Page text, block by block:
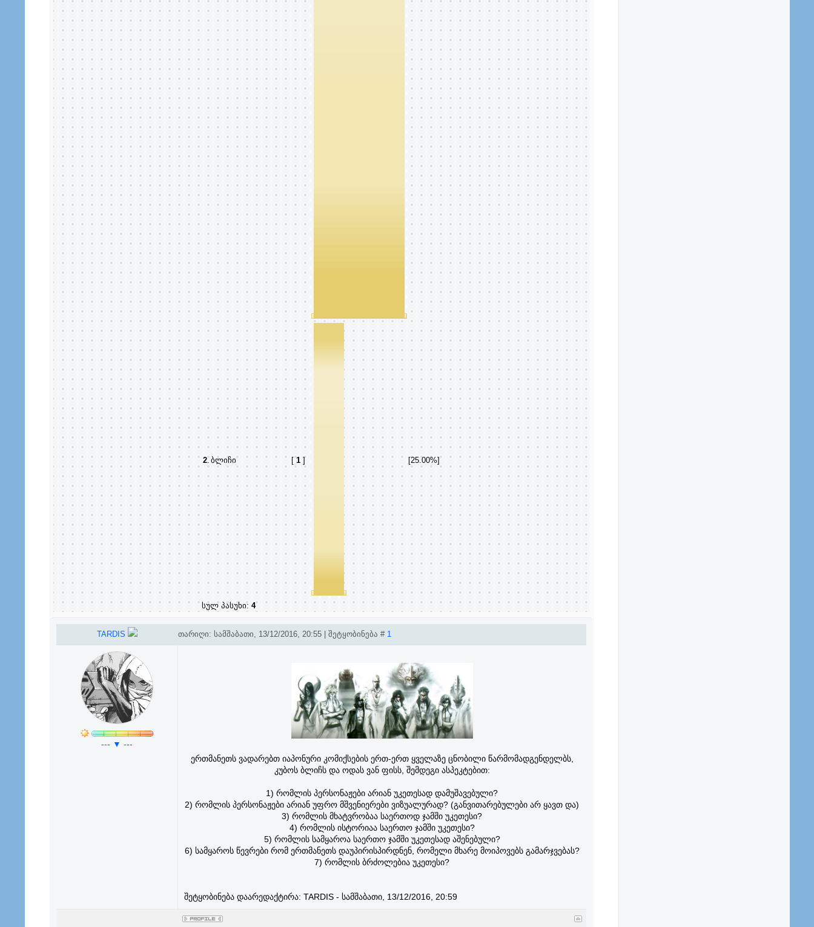
2.ბლიჩი [1 ] [25.00%]
სულ პასუხი: 4
TARDIS თარიღი: სამშაბათი, 13/12/2016, 20:55 | შეტყობინება # 1
--- ▼ ---
ერთმანეთს ვადარებთ იაპონური კომიქსების ერთ-ერთ ყველაზე ცნობილი წარმომადგენდელბს,
კუბოს ბლიჩს და ოდას ვან ფისს, შემდეგი ასპეკტებით:
1) რომლის პერსონაჟები არიან უკეთესად დამუშავებული?
2) რომლის პერსონაჟები არიან უფრო მშვენიერები ვიზუალურად? (განვითარებულები არ ყავთ და)
3) რომლის მხატვრობაა საერთოდ ჯამში უკეთესი?
4) რომლის ისტორიაა საერთო ჯამში უკეთესი?
5) რომლის სამყაროა საერთო ჯამში უკეთესად აშენებული?
6) სამყაროს წევრები რომ ერთმანეთს დაუპირისპირდნენ, რომელი მხარე მოიპოვებს გამარჯვებას?
7) რომლის ბრძოლებია უკეთესი?
შეტყობინება დაარედაქტირა: TARDIS- სამშაბათი, 13/12/2016, 20:59